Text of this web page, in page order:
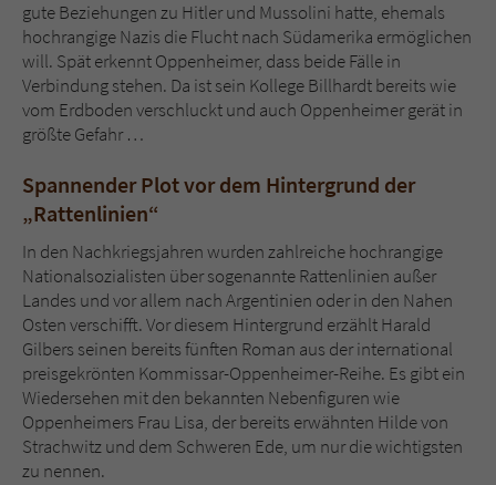
gute Beziehungen zu Hitler und Mussolini hatte, ehemals
hochrangige Nazis die Flucht nach Südamerika ermöglichen
will. Spät erkennt Oppenheimer, dass beide Fälle in
Verbindung stehen. Da ist sein Kollege Billhardt bereits wie
vom Erdboden verschluckt und auch Oppenheimer gerät in
größte Gefahr …
Spannender Plot vor dem Hintergrund der
„Rattenlinien“
In den Nachkriegsjahren wurden zahlreiche hochrangige
Nationalsozialisten über sogenannte Rattenlinien außer
Landes und vor allem nach Argentinien oder in den Nahen
Osten verschifft. Vor diesem Hintergrund erzählt Harald
Gilbers seinen bereits fünften Roman aus der international
preisgekrönten Kommissar-Oppenheimer-Reihe. Es gibt ein
Wiedersehen mit den bekannten Nebenfiguren wie
Oppenheimers Frau Lisa, der bereits erwähnten Hilde von
Strachwitz und dem Schweren Ede, um nur die wichtigsten
zu nennen.